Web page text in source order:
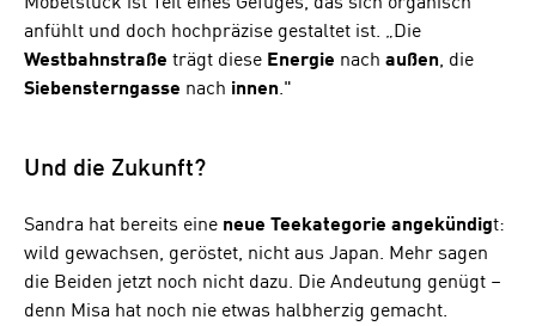
anfühlt und doch hochpräzise gestaltet ist. „Die
Westbahnstraße trägt diese Energie nach außen, die
Siebensterngasse nach innen."
Und die Zukunft?
Sandra hat bereits eine neue Teekategorie angekündigt:
wild gewachsen, geröstet, nicht aus Japan. Mehr sagen
die Beiden jetzt noch nicht dazu. Die Andeutung genügt –
denn Misa hat noch nie etwas halbherzig gemacht.